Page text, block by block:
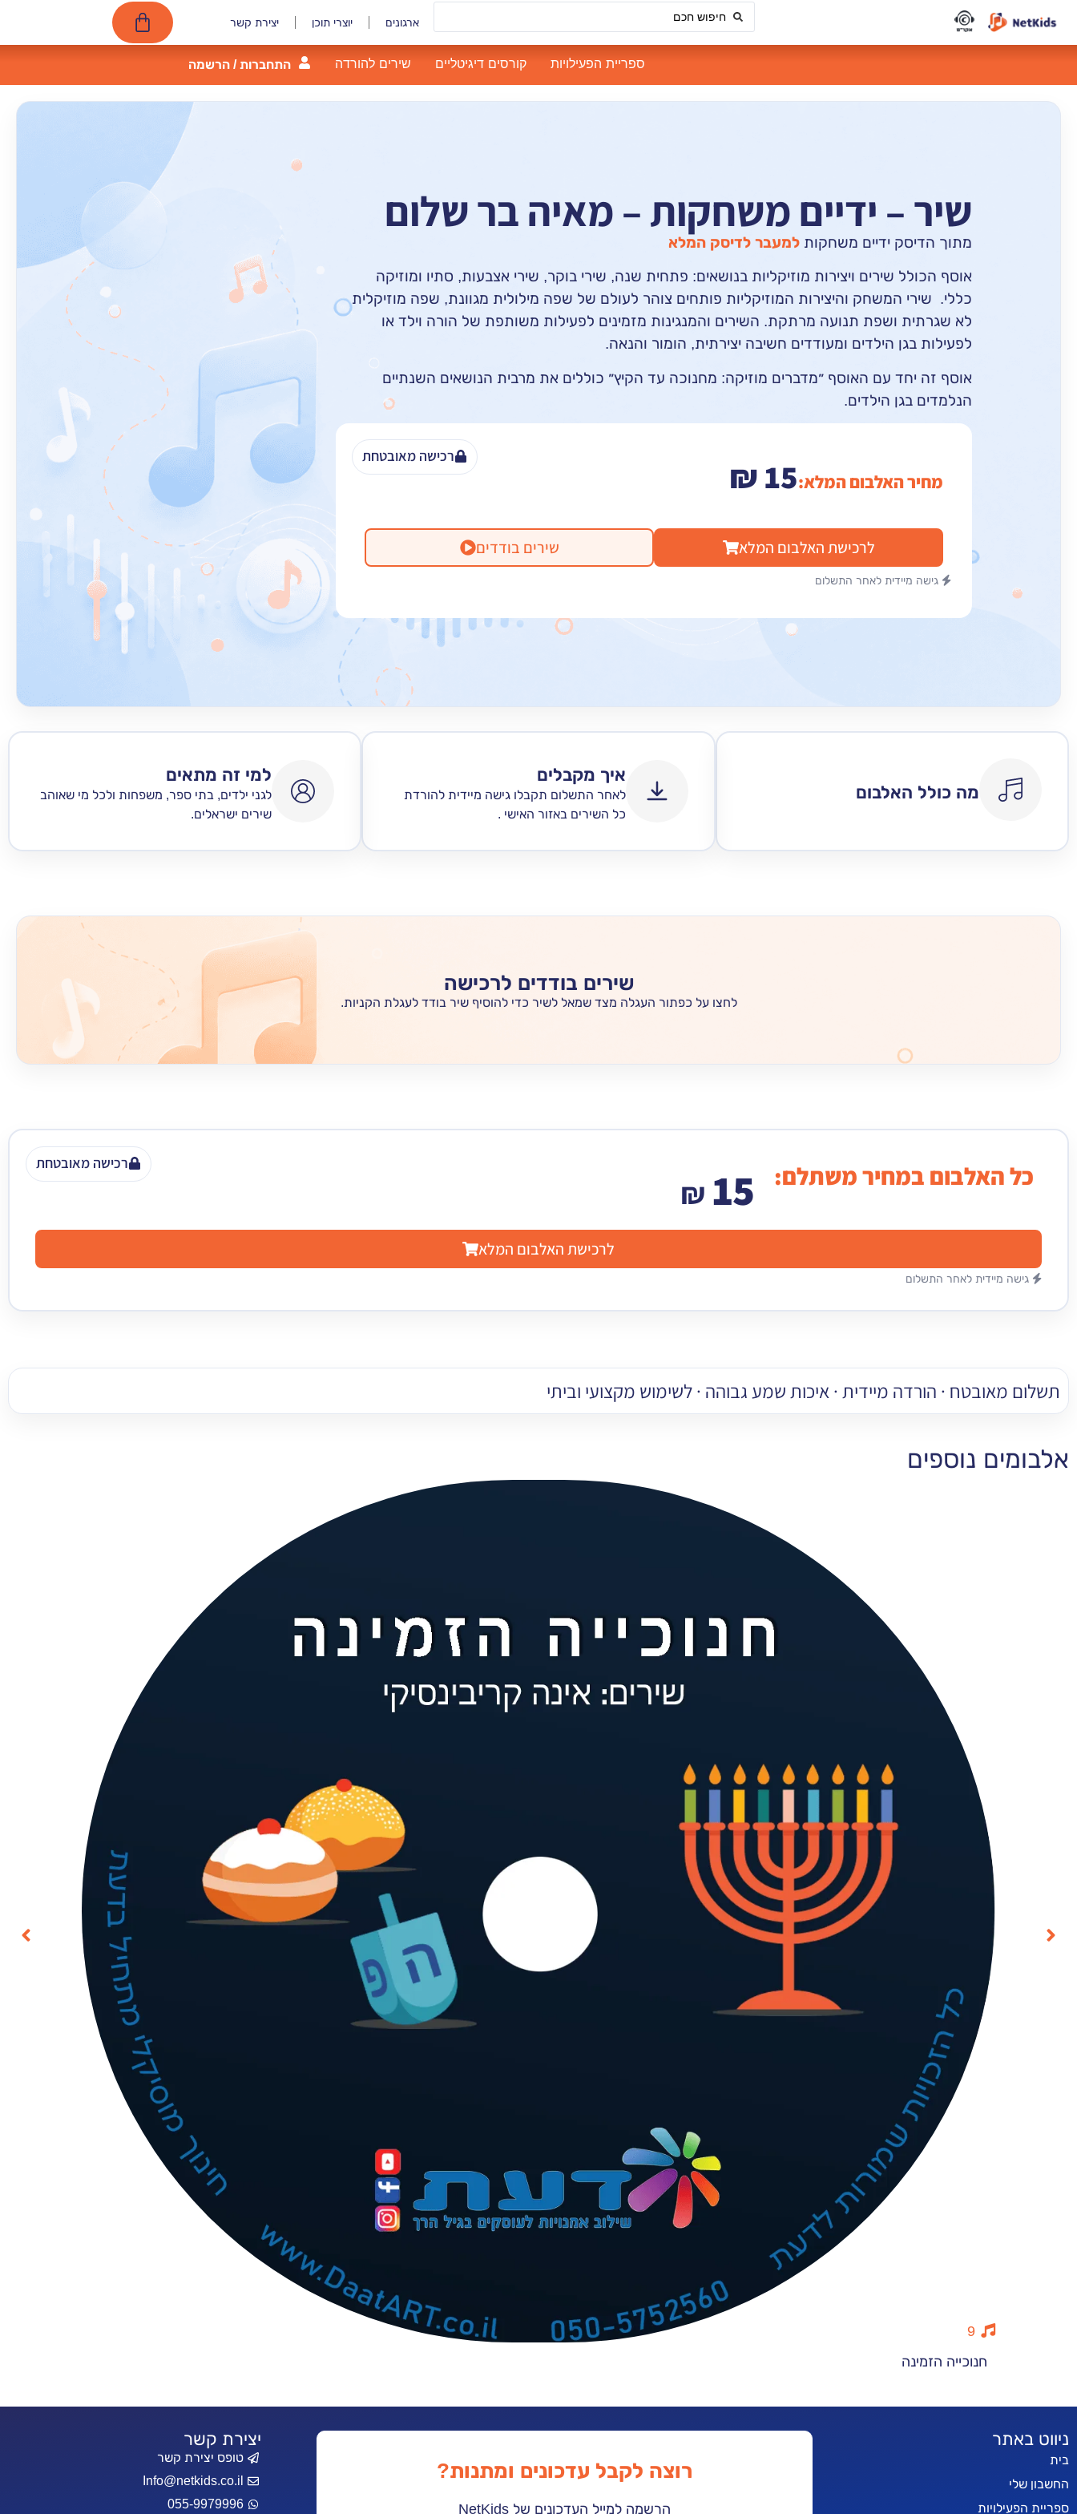
ארגונים יוצרי תוכן יצירת קשר
ספריית הפעילויות קורסים דיגיטליים שירים להורדה התחברות / הרשמה
שיר – ידיים משחקות – מאיה בר שלום
מתוך הדיסק ידיים משחקות למעבר לדיסק המלא
אוסף הכולל שירים ויצירות מוזיקליות בנושאים: פתחית שנה, שירי בוקר, שירי אצבעות, סתיו ומוזיקה
כללי. שירי המשחק והיצירות המוזיקליות פותחים צוהר לעולם של שפה מילולית מגוונת, שפה מוזיקלית
לא שגרתית ושפת תנועה מרתקת. השירים והמנגינות מזמינים לפעילות משותפת של הורה וילד או
לפעילות בגן הילדים ומעודדים חשיבה יצירתית, הומור והנאה.
אוסף זה יחד עם האוסף ״מדברים מוזיקה: מחנוכה עד הקיץ״ כוללים את מרבית הנושאים השנתיים
הנלמדים בגן הילדים.
מחיר האלבום המלא: ₪15
לרכישת האלבום המלא שירים בודדים
גישה מיידית לאחר התשלום
רכישה מאובטחת
מה כולל האלבום
איך מקבלים
לאחר התשלום תקבלו גישה מיידית להורדת
כל השירים באזור האישי .
למי זה מתאים
לגני ילדים, בתי ספר, משפחות ולכל מי שאוהב
שירים ישראלים.
שירים בודדים לרכישה
לחצו על כפתור העגלה מצד שמאל לשיר כדי להוסיף שיר בודד לעגלת הקניות.
רכישה מאובטחת כל האלבום במחיר משתלם: ₪ 15
לרכישת האלבום המלא
גישה מיידית לאחר התשלום
תשלום מאובטח · הורדה מיידית · איכות שמע גבוהה · לשימוש מקצועי וביתי
אלבומים נוספים
חנוכייה הזמינה
ניווט באתר
בית
החשבון שלי
ספריית הפעילויות
רוצה לקבל עדכונים ומתנות?
הרשמה למייל העדכונים של NetKids
יצירת קשר
טופס יצירת קשר
Info@netkids.co.il
055-9979996